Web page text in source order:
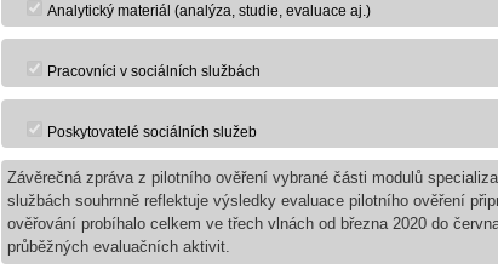
Analytický materiál (analýza, studie, evaluace aj.)
Pracovníci v sociálních službách
Poskytovatelé sociálních služeb
Závěrečná zpráva z pilotního ověření vybrané části modulů
službách souhrnně reflektuje výsledky evaluace pilotního ověření
ověřování probíhalo celkem ve třech vlnách od března 2020 do
průběžných evaluačních aktivit.